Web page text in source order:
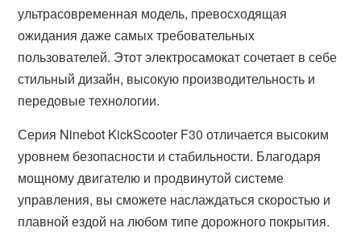
ультрасовременная модель, превосходящая
ожидания даже самых требовательных
пользователей. Этот электросамокат сочетает в себе
стильный дизайн, высокую производительность и
передовые технологии.
Серия Ninebot KickScooter F30 отличается высоким
уровнем безопасности и стабильности. Благодаря
мощному двигателю и продвинутой системе
управления, вы сможете наслаждаться скоростью и
плавной ездой на любом типе дорожного покрытия.